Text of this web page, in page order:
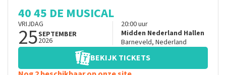
40 45 DE MUSICAL
VRIJDAG
25SEPTEMBER
2026
20:00uur
Midden Nederland Hallen
Barneveld, Nederland
BEKIJK TICKETS